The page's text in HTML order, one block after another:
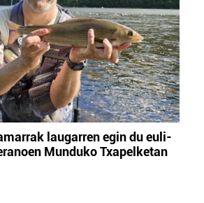
laugarren egin du euli-
Munduko Txapelketan